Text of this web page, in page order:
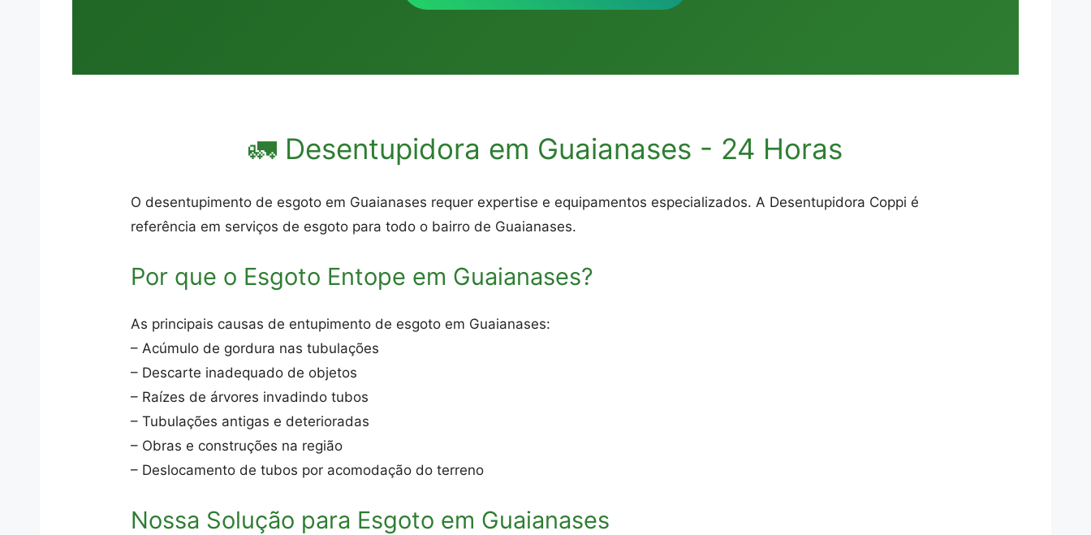
🚛 Desentupidora em Guaianases - 24 Horas
O desentupimento de esgoto em Guaianases requer expertise e equipamentos especializados. A Desentupidora Coppi é
referência em serviços de esgoto para todo o bairro de Guaianases.
Por que o Esgoto Entope em Guaianases?
As principais causas de entupimento de esgoto em Guaianases:
– Acúmulo de gordura nas tubulações
– Descarte inadequado de objetos
– Raízes de árvores invadindo tubos
– Tubulações antigas e deterioradas
– Obras e construções na região
– Deslocamento de tubos por acomodação do terreno
Nossa Solução para Esgoto em Guaianases